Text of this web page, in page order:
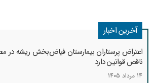
آخرین اخبار
اعتراض پرستاران بیمارستان فیاض‌بخش ریشه در
ناقص قوانین دارد
14 مرداد 1405